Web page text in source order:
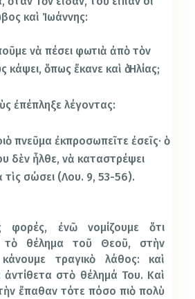
καὶ Ἰωάννης:
νὰ πέσει φωτιὰ ἀπὸ τὸν
κάψει, ὅπως ἔκανε καὶ ὁ Ἠλίας;
ἐπέπληξε λέγοντας:
πνεῦμα ἐκπροσωπεῖτε ἐσεῖς· ὁ
δὲν ἦλθε, νὰ καταστρέψει
τὶς σώσει (Λου. 9, 53-56).
φορές, ἐνῶ νομίζουμε ὅτι
τὸ θέλημα τοῦ Θεοῦ, στὴν
τραγικὸ λάθος: καὶ
στὸ θέλημά Του. Καὶ
ἔπαθαν τότε πόσο πιὸ πολὺ